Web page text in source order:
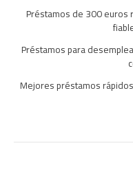
Préstamos de 300 euros
Préstamos para
Mejores préstamos